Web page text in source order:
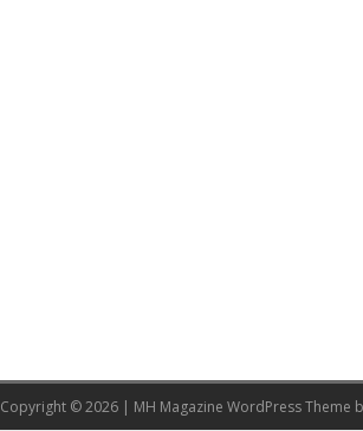
Copyright © 2026 | MH Magazine WordPress Theme